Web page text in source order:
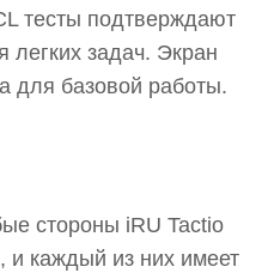
тесты подтверждают
легких задач. Экран
для базовой работы.
стороны iRU Tactio
и каждый из них имеет